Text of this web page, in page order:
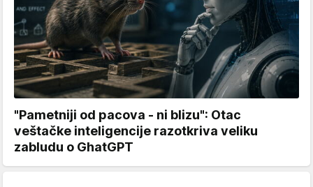
"Pametniji od pacova - ni blizu": Otac
veštačke inteligencije razotkriva veliku
zabludu o GhatGPT